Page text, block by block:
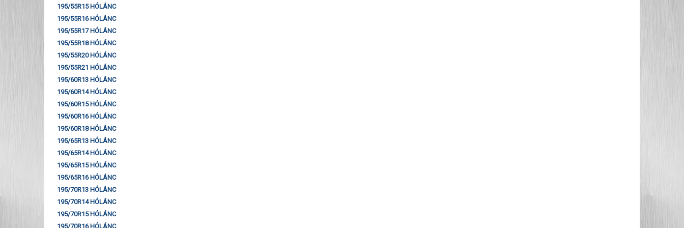
195/55R15 HÓLÁNC
195/55R16 HÓLÁNC
195/55R17 HÓLÁNC
195/55R18 HÓLÁNC
195/55R20 HÓLÁNC
195/55R21 HÓLÁNC
195/60R13 HÓLÁNC
195/60R14 HÓLÁNC
195/60R15 HÓLÁNC
195/60R16 HÓLÁNC
195/60R18 HÓLÁNC
195/65R13 HÓLÁNC
195/65R14 HÓLÁNC
195/65R15 HÓLÁNC
195/65R16 HÓLÁNC
195/70R13 HÓLÁNC
195/70R14 HÓLÁNC
195/70R15 HÓLÁNC
195/70R16 HÓLÁNC